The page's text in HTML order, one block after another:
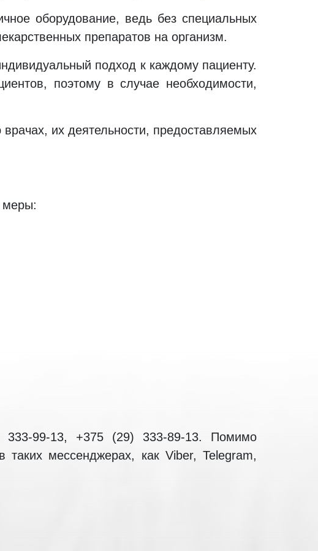
оборудование, ведь без специальных
препаратов на организм.
подход к каждому пациенту.
поэтому в случае необходимости,
их деятельности, предоставляемых
меры:
99-13, +375 (29) 333-89-13. Помимо
мессенджерах, как Viber, Telegram,